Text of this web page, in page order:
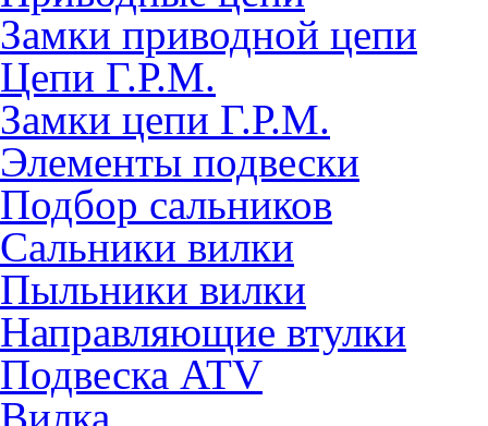
Замки приводной цепи
Цепи Г.Р.М.
Замки цепи Г.Р.М.
Элементы подвески
Подбор сальников
Сальники вилки
Пыльники вилки
Направляющие втулки
Подвеска ATV